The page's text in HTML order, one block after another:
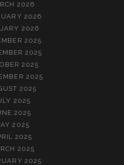
2026
2026
2026
2025
2025
2025
2025
2025
2025
2025
2025
2025
2025
2025